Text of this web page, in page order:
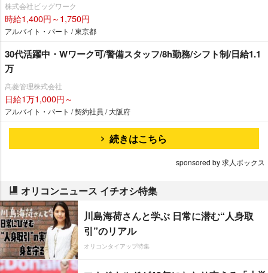
株式会社ビッグワーク
時給1,400円～1,750円
アルバイト・パート / 東京都
30代活躍中・Wワーク可/警備スタッフ/8h勤務/シフト制/日給1.1
万
髙菱管理株式会社
日給1万1,000円～
アルバイト・パート / 契約社員 / 大阪府
続きはこちら
sponsored by 求人ボックス
オリコンニュース イチオシ特集
川島海荷さんと学ぶ 日常に潜む“人身取
引”のリアル
オリコンタイアップ特集